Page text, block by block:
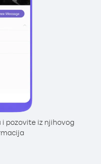
pozovite iz njihovog